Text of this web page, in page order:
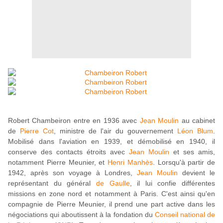
Robert Chambeiron entre en 1936 avec Jean Moulin au cabinet
de Pierre Cot , ministre de l'air du gouvernement Léon Blum
Mobilisé dans l'aviation en 1939, et démobilisé en 1940, il
conserve des contacts étroits avec Jean Moulin et ses amis,
notamment Pierre Meunier, et Henri Manhès. Lorsqu'à partir de
1942, après son voyage à Londres, Jean Moulin devient le
représentant du général de Gaulle, il lui confie différentes
missions en zone nord et notamment à Paris. C'est ainsi qu'en
compagnie de Pierre Meunier, il prend une part active dans les
négociations qui aboutissent à la fondation du Conseil national de